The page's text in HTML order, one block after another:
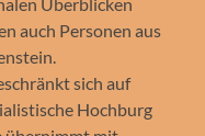
auch Personen aus
sich auf
Hochburg